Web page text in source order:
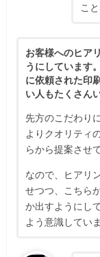
こ
お客様へのヒア
うにしています
に依頼された印
い人もたくさん
先方のこだわり
よりクオリティ
らから提案させ
なので、ヒアリ
せつつ、こちら
か出すようにし
よう意識していま